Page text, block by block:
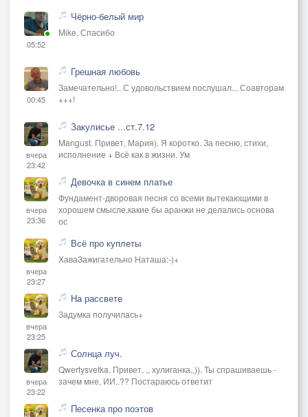
05:52
Чёрно-белый мир
Mike, Спасибо
00:45
Грешная любовь
Замечательно!.. С удовольствием послушал... Соавторам
+++!
вчера
23:42
Закулисье ...ст.7.12
Mangust. Привет, Мария). Я коротко. За песню, стихи,
исполнение + Всё как в жизни. Ум
вчера
23:36
Девочка в синем платье
Фундамент-дворовая песня со всеми вытекающими в
хорошем смысле,какие бы аранжи не делались основа
ос
вчера
23:27
Всё про куплеты
ХаваЗажигательно Наташа:-)+
вчера
23:25
На рассвете
Задумка получилась+
вчера
23:22
Солнца луч.
Qwertysvetka. Привет, ,, хулиганка,,)). Ты спрашиваешь -
зачем мне, ИИ..?? Постараюсь ответит
Песенка про поэтов